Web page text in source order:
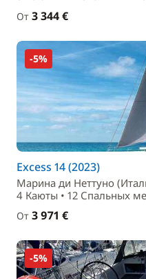
От 3 344 €
-5%
Excess 14 (2023)
Марина ди Неттуно
4 Каюты • 12 Спальныx
От 3 971 €
-5%